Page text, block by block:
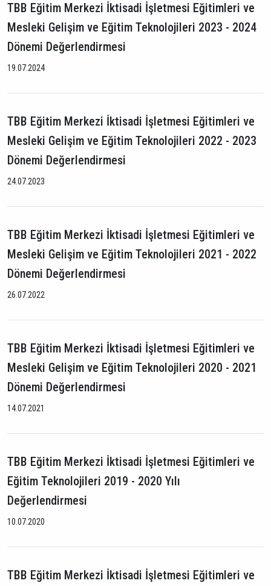
TBB Eğitim Merkezi İktisadi İşletmesi Eğitimleri ve
Mesleki Gelişim ve Eğitim Teknolojileri 2023 - 2024
Dönemi Değerlendirmesi
19.07.2024
TBB Eğitim Merkezi İktisadi İşletmesi Eğitimleri ve
Mesleki Gelişim ve Eğitim Teknolojileri 2022 - 2023
Dönemi Değerlendirmesi
24.07.2023
TBB Eğitim Merkezi İktisadi İşletmesi Eğitimleri ve
Mesleki Gelişim ve Eğitim Teknolojileri 2021 - 2022
Dönemi Değerlendirmesi
26.07.2022
TBB Eğitim Merkezi İktisadi İşletmesi Eğitimleri ve
Mesleki Gelişim ve Eğitim Teknolojileri 2020 - 2021
Dönemi Değerlendirmesi
14.07.2021
TBB Eğitim Merkezi İktisadi İşletmesi Eğitimleri ve
Eğitim Teknolojileri 2019 - 2020 Yılı
Değerlendirmesi
10.07.2020
TBB Eğitim Merkezi İktisadi İşletmesi Eğitimleri ve